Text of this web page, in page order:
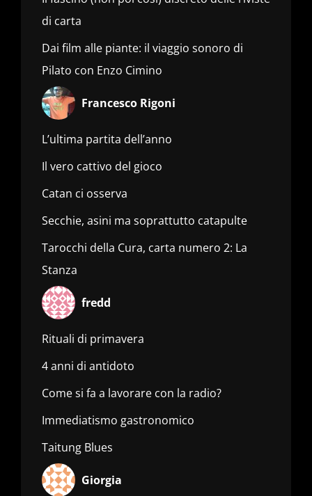
di carta
Dai film alle piante: il viaggio sonoro di
Pilato con Enzo Cimino
Francesco Rigoni
L’ultima partita dell’anno
Il vero cattivo del gioco
Catan ci osserva
Secchie, asini ma soprattutto catapulte
Tarocchi della Cura, carta numero 2: La
Stanza
fredd
Rituali di primavera
4 anni di antidoto
Come si fa a lavorare con la radio?
Immediatismo gastronomico
Taitung Blues
Giorgia